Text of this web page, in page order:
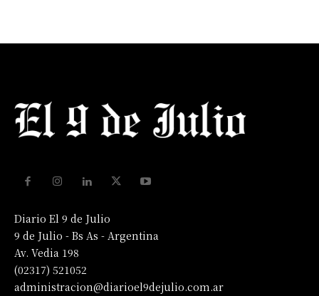
Diario El 9 de Julio
9 de Julio - Bs As - Argentina
Av. Vedia 198
(02317) 521052
administracion@diarioel9dejulio.com.ar